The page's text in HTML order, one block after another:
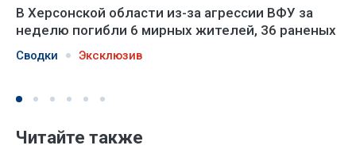
В Херсонской области из-за агрессии ВФУ за
неделю погибли 6 мирных жителей, 36 раненых
Сводки Эксклюзив
Читайте также